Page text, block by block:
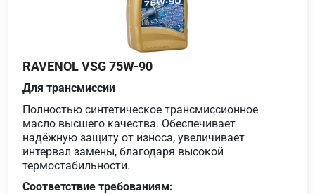
RAVENOL VSG 75W-90
Для трансмиссии
Полностью синтетическое трансмиссионное
масло высшего качества. Обеспечивает
надёжную защиту от износа, увеличивает
интервал замены, благодаря высокой
термостабильности.
Соответствие требованиям: